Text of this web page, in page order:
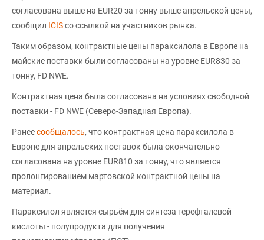
согласована выше на EUR20 за тонну выше апрельской цены,
сообщил ICISсо ссылкой на участников рынка.
Таким образом, контрактные цены параксилола в Европе на
майские поставки были согласованы на уровне EUR830 за
тонну, FD NWE.
Контрактная цена была согласована на условиях свободной
поставки - FD NWE (Северо-Западная Европа).
Ранеесообщалось, что контрактная цена параксилола в
Европе для апрельских поставок была окончательно
согласована на уровне EUR810 за тонну, что является
пролонгированием мартовской контрактной цены на
материал.
Параксилол является сырьём для синтеза терефталевой
кислоты - полупродукта для получения